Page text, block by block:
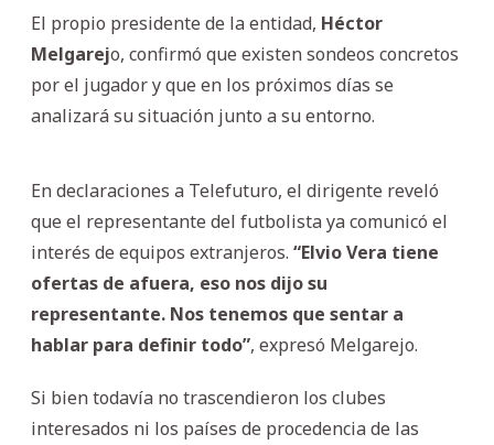
El propio presidente de la entidad, Héctor
Melgarejo, confirmó que existen sondeos concretos
por el jugador y que en los próximos días se
analizará su situación junto a su entorno.
En declaraciones a Telefuturo, el dirigente reveló
que el representante del futbolista ya comunicó el
interés de equipos extranjeros. “Elvio Vera tiene
ofertas de afuera, eso nos dijo su
representante. Nos tenemos que sentar a
hablar para definir todo”, expresó Melgarejo.
Si bien todavía no trascendieron los clubes
interesados ni los países de procedencia de las